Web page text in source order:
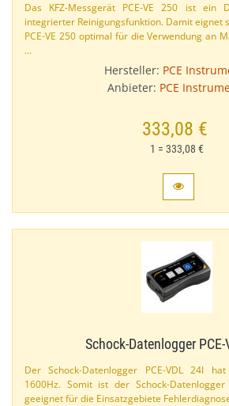
Das KFZ-​Messgerät PCE-​VE 250 ist ein
integrierter Reinigungsfunktion. Damit eignet
PCE-​VE 250 optimal für die Verwendung an
…
Hersteller: PCE
Anbieter: PCE
333,08 €
1 = 333,08 €
Schock-​Datenlogger PCE-​
Der Schock-​Datenlogger PCE-​VDL 24I
1600Hz. Somit ist der Schock-​Datenlogger
geeignet für die Einsatzgebiete